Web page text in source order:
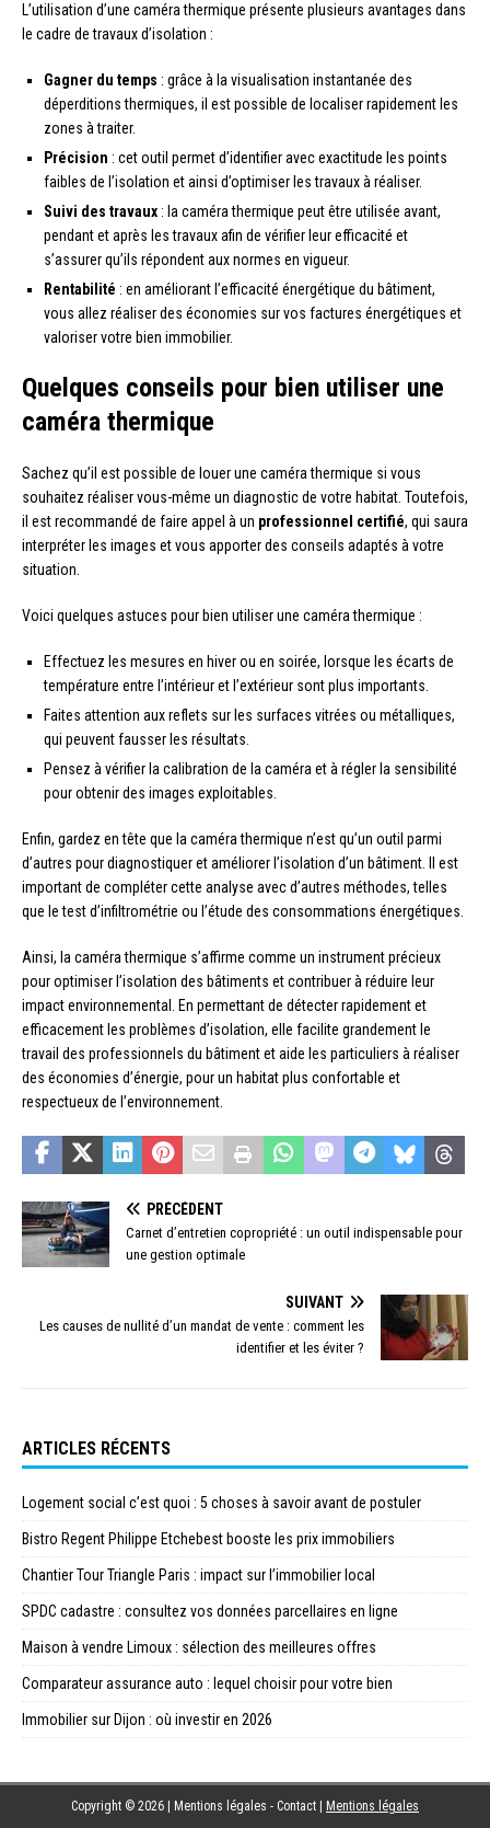
L’utilisation d’une caméra thermique présente plusieurs avantages dans
le cadre de travaux d’isolation :
Gagner du temps : grâce à la visualisation instantanée des
déperditions thermiques, il est possible de localiser rapidement les
zones à traiter.
Précision : cet outil permet d’identifier avec exactitude les points
faibles de l’isolation et ainsi d’optimiser les travaux à réaliser.
Suivi des travaux : la caméra thermique peut être utilisée avant,
pendant et après les travaux afin de vérifier leur efficacité et
s’assurer qu’ils répondent aux normes en vigueur.
Rentabilité : en améliorant l’efficacité énergétique du bâtiment,
vous allez réaliser des économies sur vos factures énergétiques et
valoriser votre bien immobilier.
Quelques conseils pour bien utiliser une
caméra thermique
Sachez qu’il est possible de louer une caméra thermique si vous
souhaitez réaliser vous-même un diagnostic de votre habitat. Toutefois,
il est recommandé de faire appel à un professionnel certifié, qui saura
interpréter les images et vous apporter des conseils adaptés à votre
situation.
Voici quelques astuces pour bien utiliser une caméra thermique :
Effectuez les mesures en hiver ou en soirée, lorsque les écarts de
température entre l’intérieur et l’extérieur sont plus importants.
Faites attention aux reflets sur les surfaces vitrées ou métalliques,
qui peuvent fausser les résultats.
Pensez à vérifier la calibration de la caméra et à régler la sensibilité
pour obtenir des images exploitables.
Enfin, gardez en tête que la caméra thermique n’est qu’un outil parmi
d’autres pour diagnostiquer et améliorer l’isolation d’un bâtiment. Il est
important de compléter cette analyse avec d’autres méthodes, telles
que le test d’infiltrométrie ou l’étude des consommations énergétiques.
Ainsi, la caméra thermique s’affirme comme un instrument précieux
pour optimiser l’isolation des bâtiments et contribuer à réduire leur
impact environnemental. En permettant de détecter rapidement et
efficacement les problèmes d’isolation, elle facilite grandement le
travail des professionnels du bâtiment et aide les particuliers à réaliser
des économies d’énergie, pour un habitat plus confortable et
respectueux de l’environnement.
PRÉCÉDENT
Carnet d’entretien copropriété : un outil indispensable pour
une gestion optimale
SUIVANT
Les causes de nullité d’un mandat de vente : comment les
identifier et les éviter ?
ARTICLES RÉCENTS
Logement social c’est quoi : 5 choses à savoir avant de postuler
Bistro Regent Philippe Etchebest booste les prix immobiliers
Chantier Tour Triangle Paris : impact sur l’immobilier local
SPDC cadastre : consultez vos données parcellaires en ligne
Maison à vendre Limoux : sélection des meilleures offres
Comparateur assurance auto : lequel choisir pour votre bien
Immobilier sur Dijon : où investir en 2026
Copyright © 2026 | Mentions légales - Contact Mentions légales